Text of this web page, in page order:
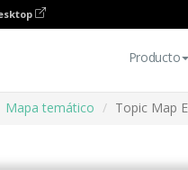
Producto
Mapa temático Topic Map